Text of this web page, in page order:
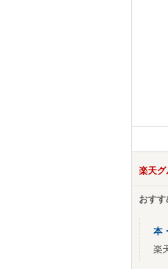
楽天
おすす
本
楽